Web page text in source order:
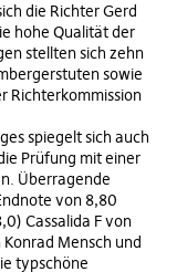
die Richter Gerd
hohe Qualität der
stellten sich zehn
sowie
Richterkommission
spiegelt sich auch
Prüfung mit einer
Überragende
von 8,80
Cassalida F von
Mensch und
typschöne